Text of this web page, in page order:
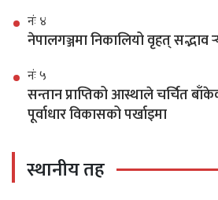
नंः ४
नेपालगञ्जमा निकालियो वृहत् सद्भाव
नंः ५
सन्तान प्राप्तिको आस्थाले चर्चित
पूर्वाधार विकासको पर्खाइमा
स्थानीय तह